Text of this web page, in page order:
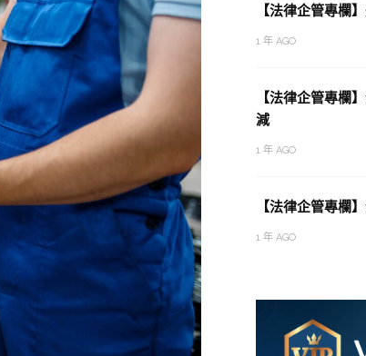
【法律企管專欄
1 年 AGO
【法律企管專欄
減
1 年 AGO
【法律企管專欄
1 年 AGO